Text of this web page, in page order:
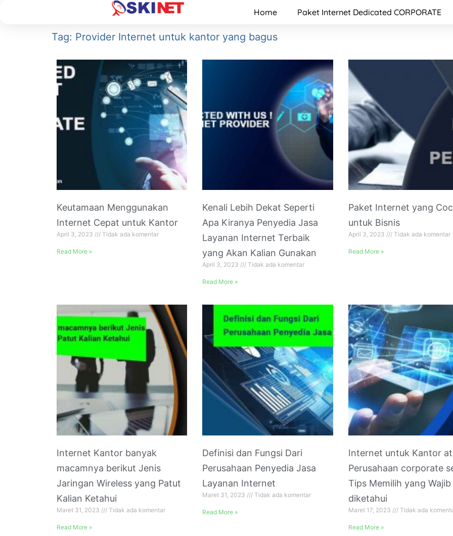
Home Paket Internet Dedicated CORPORATE
Tag: Provider Internet untuk kantor yang bagus
Keutamaan Menggunakan
Internet Cepat untuk Kantor
April 3, 2023 Tidak ada komentar
Read More »
Kenali Lebih Dekat Seperti
Apa Kiranya Penyedia Jasa
Layanan Internet Terbaik
yang Akan Kalian Gunakan
April 3, 2023 Tidak ada komentar
Read More »
Paket Internet yang
untuk Bisnis
April 3, 2023 Tidak ada komentar
Read More »
Internet Kantor banyak
macamnya berikut Jenis
Jaringan Wireless yang Patut
Kalian Ketahui
Maret 31, 2023 Tidak ada komentar
Read More »
Definisi dan Fungsi Dari
Perusahaan Penyedia Jasa
Layanan Internet
Maret 31, 2023 Tidak ada komentar
Read More »
Internet untuk Kantor
Perusahaan corporate
Tips Memilih yang Wajib
diketahui
Maret 17, 2023 Tidak ada
Read More »